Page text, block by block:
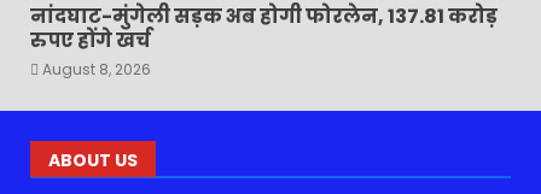
नांदघाट-मुंगेली सड़क अब होगी फोरलेन, 137.81 करोड़
रुपए होंगे खर्च
August 8, 2026
ABOUT US